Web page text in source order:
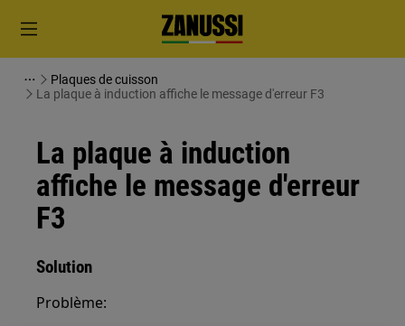
Plaques de cuisson
La plaque à induction affiche le message d'erreur F3
La plaque à induction
affiche le message d'erreur
F3
Solution
Problème: